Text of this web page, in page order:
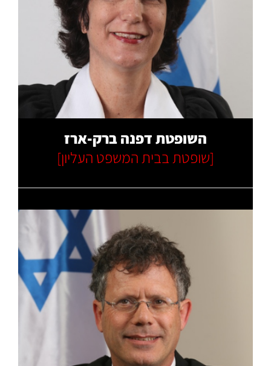
קרא עוד
השופטת דפנה ברק-ארז
[שופטת בבית המשפט העליון]